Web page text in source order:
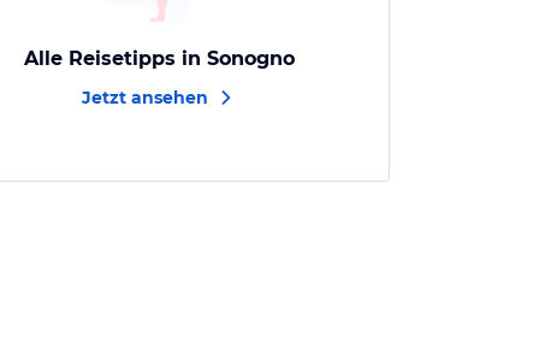
Alle Reisetipps in Sonogno
Jetzt ansehen